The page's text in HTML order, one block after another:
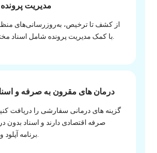
مدیریت
از کشف تا ترخیص، به‌روزرسانی‌های
با کمک مدیریت پرونده شامل اسناد مختلف دریافت کنید.
درمان های مقرون به صرفه و
گزینه های درمانی سفارشی را دریافت
صرفه اقتصادی دارند و اسناد بدون
برنامه آپلود و پردازش می‌کنند.